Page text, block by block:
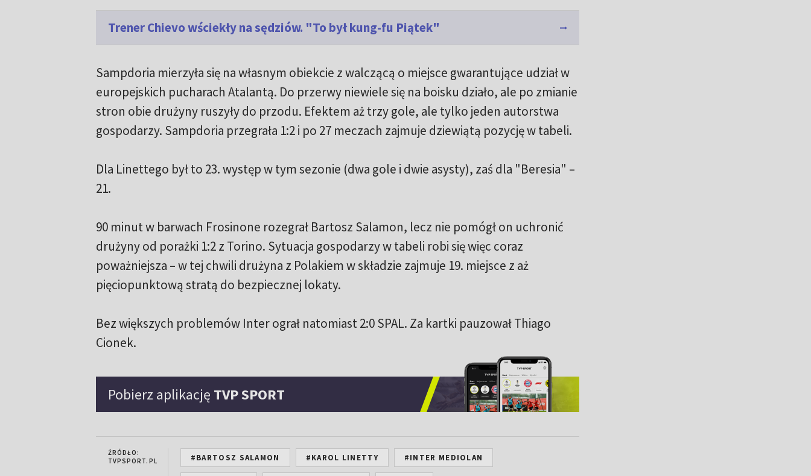
Trener Chievo wściekły na sędziów. "To był kung-fu Piątek"
Sampdoria mierzyła się na własnym obiekcie z walczącą o miejsce gwarantujące udział w
europejskich pucharach Atalantą. Do przerwy niewiele się na boisku działo, ale po zmianie
stron obie drużyny ruszyły do przodu. Efektem aż trzy gole, ale tylko jeden autorstwa
gospodarzy. Sampdoria przegrała 1:2 i po 27 meczach zajmuje dziewiątą pozycję w tabeli.
Dla Linettego był to 23. występ w tym sezonie (dwa gole i dwie asysty), zaś dla "Beresia" –
21.
90 minut w barwach Frosinone rozegrał Bartosz Salamon, lecz nie pomógł on uchronić
drużyny od porażki 1:2 z Torino. Sytuacja gospodarzy w tabeli robi się więc coraz
poważniejsza – w tej chwili drużyna z Polakiem w składzie zajmuje 19. miejsce z aż
pięciopunktową stratą do bezpiecznej lokaty.
Bez większych problemów Inter ograł natomiast 2:0 SPAL. Za kartki pauzował Thiago
Cionek.
Pobierz aplikację TVP SPORT
ŹRÓDŁO:
TVPSPORT.PL
#BARTOSZ SALAMON #KAROL LINETTY #INTER MEDIOLAN